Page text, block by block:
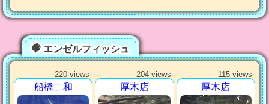
エンゼルフィッシュ
220 views
船橋二和
204 views
厚木店
115 views
厚木店